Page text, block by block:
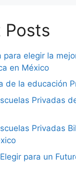
Posts
para elegir la
en México
de la educación
Privadas
Privadas
para un